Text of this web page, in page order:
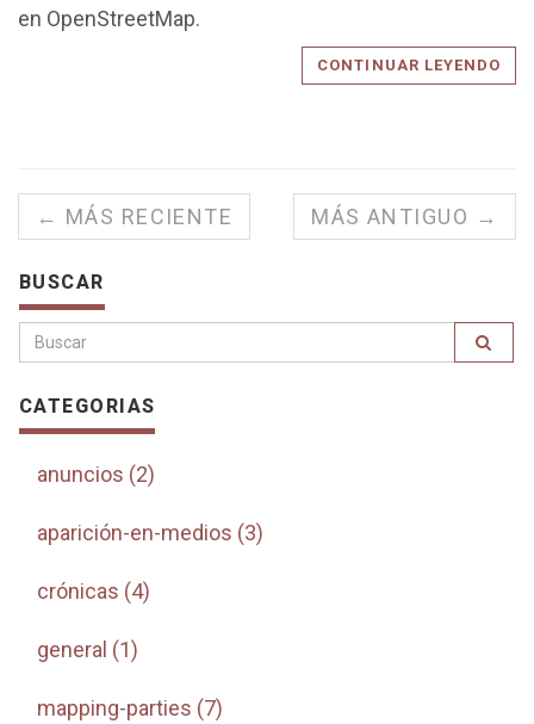
en OpenStreetMap.
CONTINUAR LEYENDO
← MÁS RECIENTE MÁS ANTIGUO →
BUSCAR
CATEGORIAS
anuncios (2)
aparición-en-medios (3)
crónicas (4)
general (1)
mapping-parties (7)